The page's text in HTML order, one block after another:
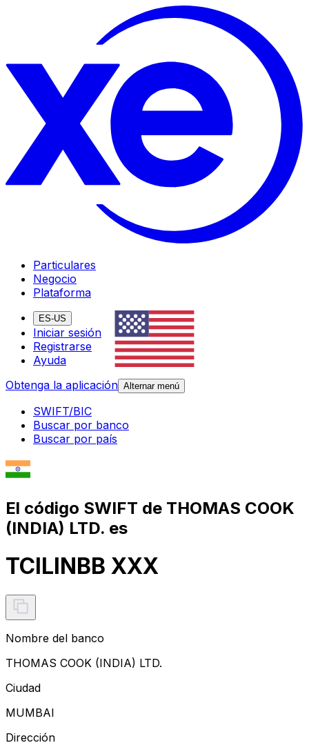
Particulares
Negocio
Plataforma
ES-US
Iniciar sesión
Registrarse
Ayuda
Obtenga la aplicación Alternar menú
SWIFT/BIC
Buscar por banco
Buscar por país
El código SWIFT de THOMAS COOK
(INDIA) LTD. es
TCILINBB XXX
Nombre del banco
THOMAS COOK (INDIA) LTD.
Ciudad
MUMBAI
Dirección